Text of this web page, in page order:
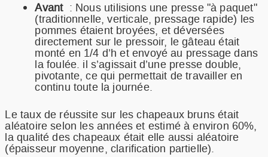
Avant : Nous utilisions une presse "à paquet"
(traditionnelle, verticale, pressage rapide) les
pommes étaient broyées, et déversées
directement sur le pressoir, le gâteau était
monté en 1/4 d’h et envoyé au pressage dans
la foulée. il s’agissait d’une presse double,
pivotante, ce qui permettait de travailler en
continu toute la journée.
Le taux de réussite sur les chapeaux bruns était
aléatoire selon les années et estimé à environ 60%,
la qualité des chapeaux était elle aussi aléatoire
(épaisseur moyenne, clarification partielle).